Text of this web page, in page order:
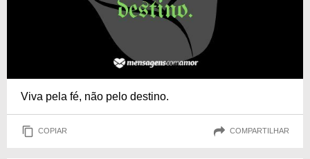
Viva pela fé, não pelo destino.
COPIAR COMPARTILHAR